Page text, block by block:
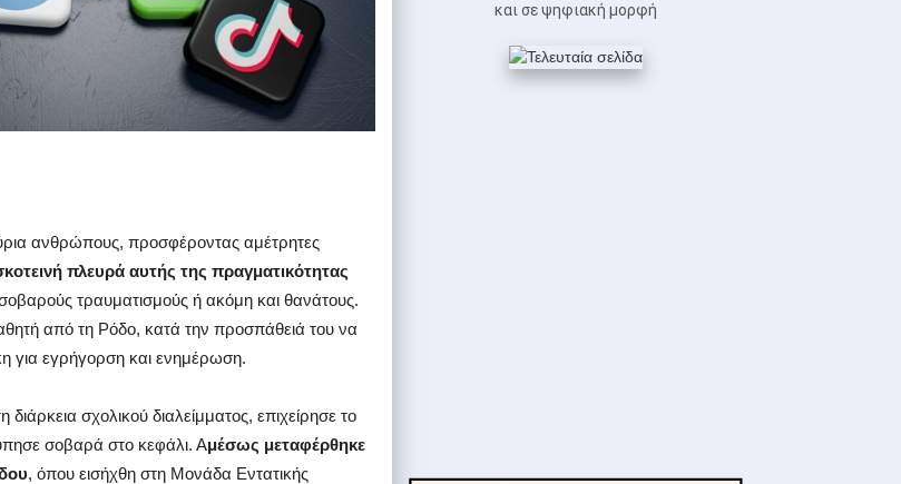
ανθρώπους, προσφέροντας αμέτρητες
πλευρά αυτής της πραγματικότητας
τραυματισμούς ή ακόμη και θανάτους.
από τη Ρόδο, κατά την προσπάθειά του να
για εγρήγορση και ενημέρωση.
διάρκεια σχολικού διαλείμματος, επιχείρησε το
σοβαρά στο κεφάλι. Αμέσως μεταφέρθηκε
, όπου εισήχθη στη Μονάδα Εντατικής
και σε ψηφιακή μορφή